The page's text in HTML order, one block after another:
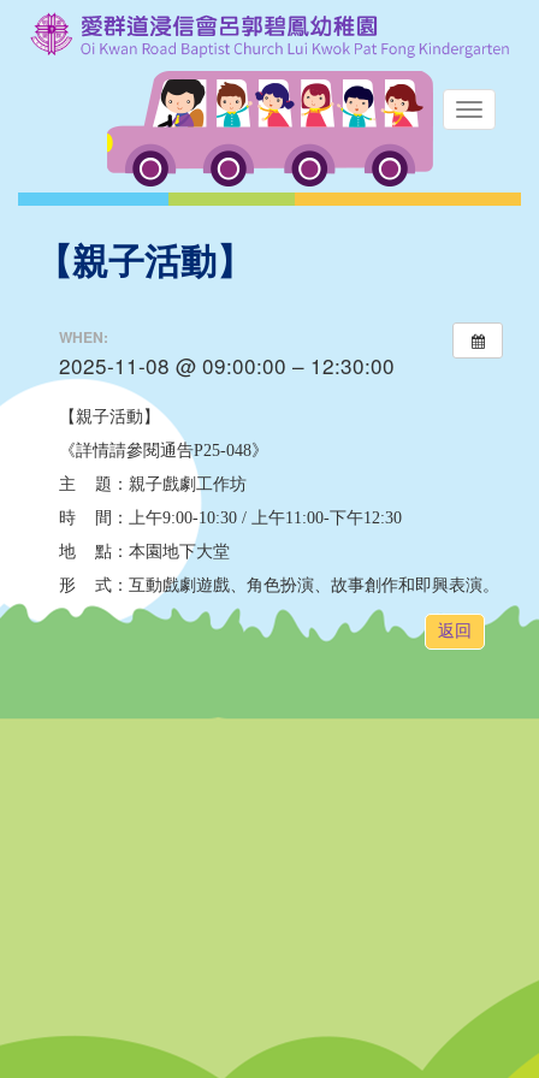
【親子活動】
WHEN:
2025-11-08 @ 09:00:00 – 12:30:00
【親子活動】
《詳情請參閱通告P25-048》
主 題：親子戲劇工作坊
時 間：上午9:00-10:30 / 上午11:00-下午12:30
地 點：本園地下大堂
形 式：互動戲劇遊戲、角色扮演、故事創作和即興表演。
返回